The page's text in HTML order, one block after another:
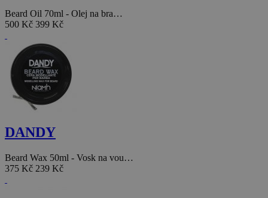
Beard Oil 70ml - Olej na bra…
500 Kč 399 Kč
DANDY
Beard Wax 50ml - Vosk na vou…
375 Kč 239 Kč